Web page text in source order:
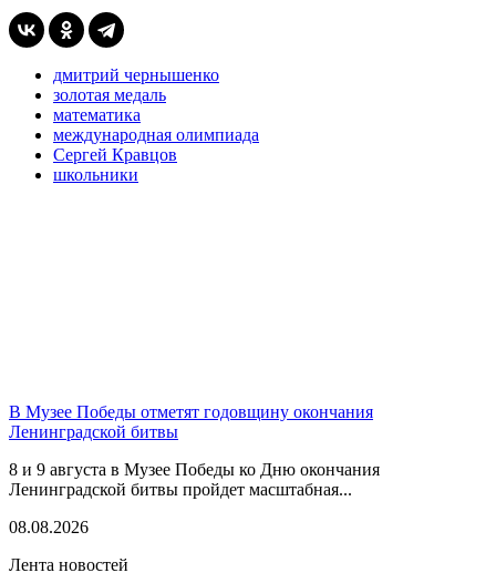
дмитрий чернышенко
золотая медаль
математика
международная олимпиада
Сергей Кравцов
школьники
В Музее Победы отметят годовщину окончания
Ленинградской битвы
8 и 9 августа в Музее Победы ко Дню окончания
Ленинградской битвы пройдет масштабная...
08.08.2026
Лента новостей